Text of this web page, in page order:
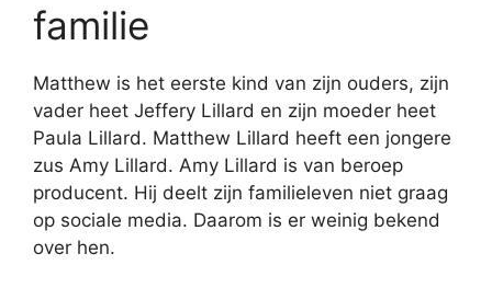
familie
Matthew is het eerste kind van zijn ouders, zijn
vader heet Jeffery Lillard en zijn moeder heet
Paula Lillard. Matthew Lillard heeft een jongere
zus Amy Lillard. Amy Lillard is van beroep
producent. Hij deelt zijn familieleven niet graag
op sociale media. Daarom is er weinig bekend
over hen.